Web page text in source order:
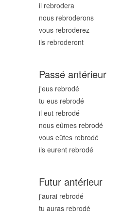
il rebrodera
nous rebroderons
vous rebroderez
ils rebroderont
Passé antérieur
j'eus rebrodé
tu eus rebrodé
il eut rebrodé
nous eûmes rebrodé
vous eûtes rebrodé
ils eurent rebrodé
Futur antérieur
j'aurai rebrodé
tu auras rebrodé